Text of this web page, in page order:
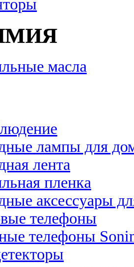
масла
лампы для
лента
пленка
аксессуары
телефоны
телефоны